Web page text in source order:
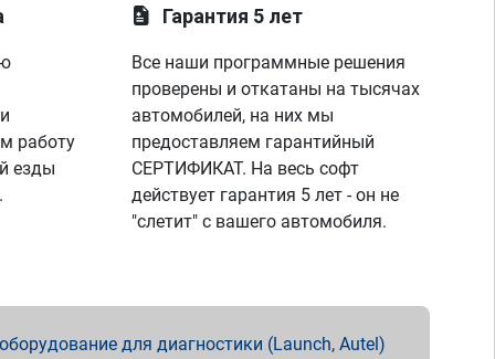
работу
езды
Гарантия 5 лет
Все наши программные решения
проверены и откатаны на тысячах
автомобилей, на них мы
предоставляем гарантийный
СЕРТИФИКАТ. На весь софт
действует гарантия 5 лет - он не
"слетит" с вашего автомобиля.
для диагностики (Launch, Autel)